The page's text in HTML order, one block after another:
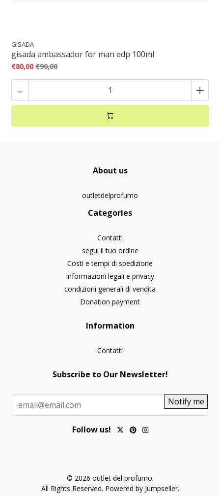
GISADA
gisada ambassador for man edp 100ml
€80,00 €90,00
- +
About us
outletdelprofumo
Categories
Contatti
segui il tuo ordine
Costi e tempi di spedizione
Informazioni legali e privacy
condizioni generali di vendita
Donation payment
Information
Contatti
Subscribe to Our Newsletter!
Notify me
Follow us!
© 2026 outlet del profumo.
All Rights Reserved. Powered by Jumpseller.